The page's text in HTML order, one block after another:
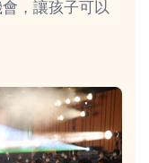
，讓孩子可以